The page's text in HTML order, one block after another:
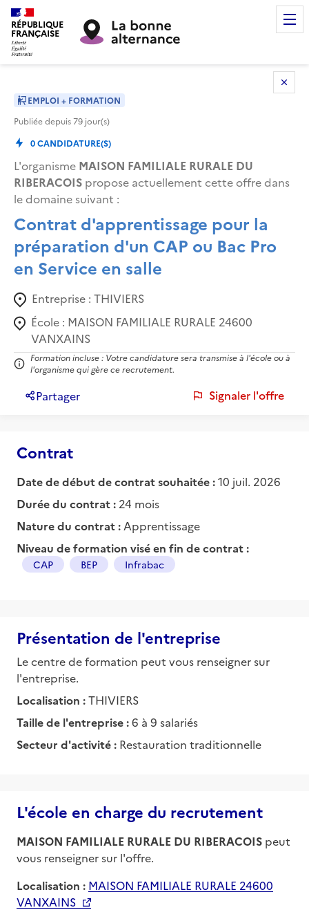
RÉPUBLIQUE
FRANÇAISE
EMPLOI + FORMATION
Publiée depuis79 jour(s)
0CANDIDATURE(S)
L'organisme MAISON FAMILIALE RURALE DU
RIBERACOIS propose actuellement cette offre dans
le domaine suivant :
Contrat d'apprentissage pour la
préparation d'un CAP ou Bac Pro
en Service en salle
Entreprise : THIVIERS
École : MAISON FAMILIALE RURALE 24600
VANXAINS
Formation incluse : Votre candidature sera transmise à l'école ou à
l'organisme qui gère ce recrutement.
Partager Signaler l'offre
Contrat
Date de début de contrat souhaitée :10 juil. 2026
Durée du contrat : 24 mois
Nature du contrat : Apprentissage
Niveau de formation visé en fin de contrat :
CAP BEP Infrabac
Présentation de l'entreprise
Le centre de formation peut vous renseigner sur
l'entreprise.
Localisation :THIVIERS
Taille de l'entreprise :6 à 9 salariés
Secteur d'activité : Restauration traditionnelle
L'école en charge du recrutement
MAISON FAMILIALE RURALE DU RIBERACOIS peut
vous renseigner sur l'offre.
Localisation : MAISON FAMILIALE RURALE 24600
VANXAINS